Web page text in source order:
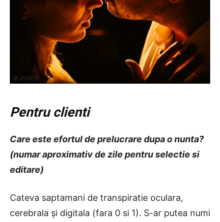
Pentru clienti
Care este efortul de prelucrare dupa o nunta?
(numar aproximativ de zile pentru selectie si
editare)
Cateva saptamani de transpiratie oculara,
cerebrala și digitala (fara 0 si 1). S-ar putea numi